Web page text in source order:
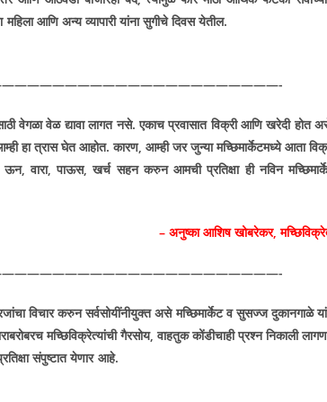
महिला आणि अन्य व्यापारी यांना सुगीचे दिवस येतील.
वेगळा वेळ द्यावा लागत नसे. एकाच प्रवासात विक्री आणि खरेदी होत
हा त्रास घेत आहोत. कारण, आम्ही जर जुन्या मच्छिमार्केटमध्ये आता
ऊन,वारा,पाऊस,खर्च सहन करुन आमची प्रतिक्षा ही नविन
– अनुष्का आशिष खोबरेकर,
विचार करुन सर्वसोयींनीयुक्त असे मच्छिमार्केट व सुसज्ज दुकानगाळे
मच्छिविक्रेत्यांची गैरसोय,वाहतुक कोंडीचाही प्रश्न निकाली
होऊन वेंगुर्लावासीयांची प्रतिक्षा संपुष्टात येणार आहे.